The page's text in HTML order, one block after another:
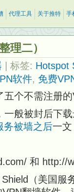
代理工具 关于推特 手
理二）
| 标签: Hotspot
软件, 免费
个不需注册
般被封后下
务被墙之后一
和 http://
（美国服